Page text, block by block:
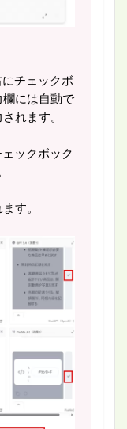
チェックボ
欄には自動で
れます。
ックボック
す。